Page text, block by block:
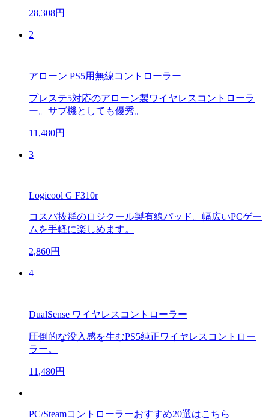
28,308円
2
アローン PS5用無線コントローラー
プレステ5対応のアローン製ワイヤレスコントローラ
ー。サブ機としても優秀。
11,480円
3
Logicool G F310r
コスパ抜群のロジクール製有線パッド。幅広いPCゲー
ムを手軽に楽しめます。
2,860円
4
DualSense ワイヤレスコントローラー
圧倒的な没入感を生むPS5純正ワイヤレスコントロー
ラー。
11,480円
PC/Steamコントローラーおすすめ20選はこちら